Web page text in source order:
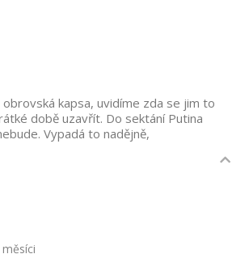
obrovská kapsa, uvidíme zda se jim to
době uzavřít. Do sektání Putina
Vypadá to nadějně,